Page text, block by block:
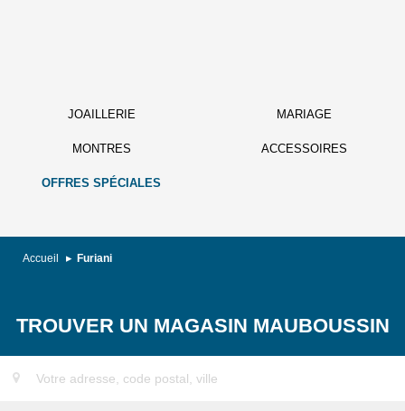
JOAILLERIE MARIAGE
MONTRES ACCESSOIRES
OFFRES SPÉCIALES
Accueil Furiani
TROUVER UN MAGASIN MAUBOUSSIN